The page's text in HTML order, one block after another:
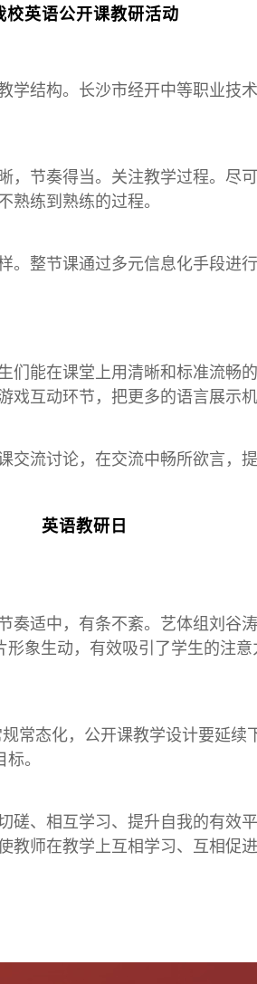
校英语公开课教研活动
结构。长沙市经开中等职业技
节奏得当。关注教学过程。尽
练到熟练的过程。
整节课通过多元信息化手段进
能在课堂上用清晰和标准流畅
互动环节，把更多的语言展示
流讨论，在交流中畅所欲言，
英语教研日
适中，有条不紊。艺体组刘谷
象生动，有效吸引了学生的注
常态化，公开课教学设计要延
。
、相互学习、提升自我的有效
师在教学上互相学习、互相促